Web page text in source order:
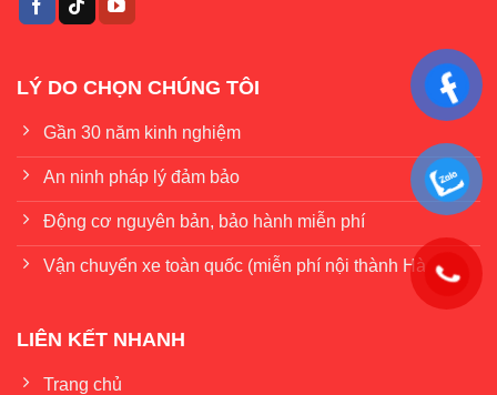
LÝ DO CHỌN CHÚNG TÔI
Gần 30 năm kinh nghiệm
An ninh pháp lý đảm bảo
Động cơ nguyên bản, bảo hành miễn phí
Vận chuyển xe toàn quốc (miễn phí nội thành Hà Nội)
LIÊN KẾT NHANH
Trang chủ